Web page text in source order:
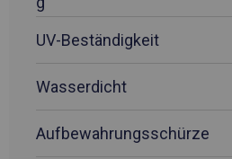
UV-Beständigkeit
Wasserdicht
Aufbewahrungsschürze